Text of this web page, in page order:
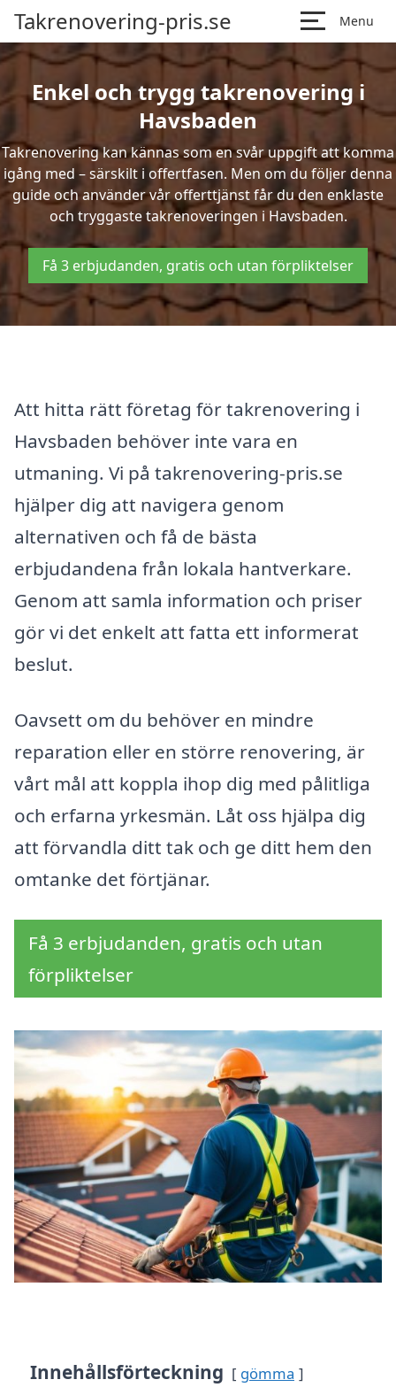
Takrenovering-pris.se Menu
Enkel och trygg takrenovering i
Havsbaden
Takrenovering kan kännas som en svår uppgift att komma
igång med – särskilt i offertfasen. Men om du följer denna
guide och använder vår offerttjänst får du den enklaste
och tryggaste takrenoveringen i Havsbaden.
Få 3 erbjudanden, gratis och utan förpliktelser
Att hitta rätt företag för takrenovering i
Havsbaden behöver inte vara en
utmaning. Vi på takrenovering-pris.se
hjälper dig att navigera genom
alternativen och få de bästa
erbjudandena från lokala hantverkare.
Genom att samla information och priser
gör vi det enkelt att fatta ett informerat
beslut.
Oavsett om du behöver en mindre
reparation eller en större renovering, är
vårt mål att koppla ihop dig med pålitliga
och erfarna yrkesmän. Låt oss hjälpa dig
att förvandla ditt tak och ge ditt hem den
omtanke det förtjänar.
Få 3 erbjudanden, gratis och utan
förpliktelser
Innehållsförteckning gömma